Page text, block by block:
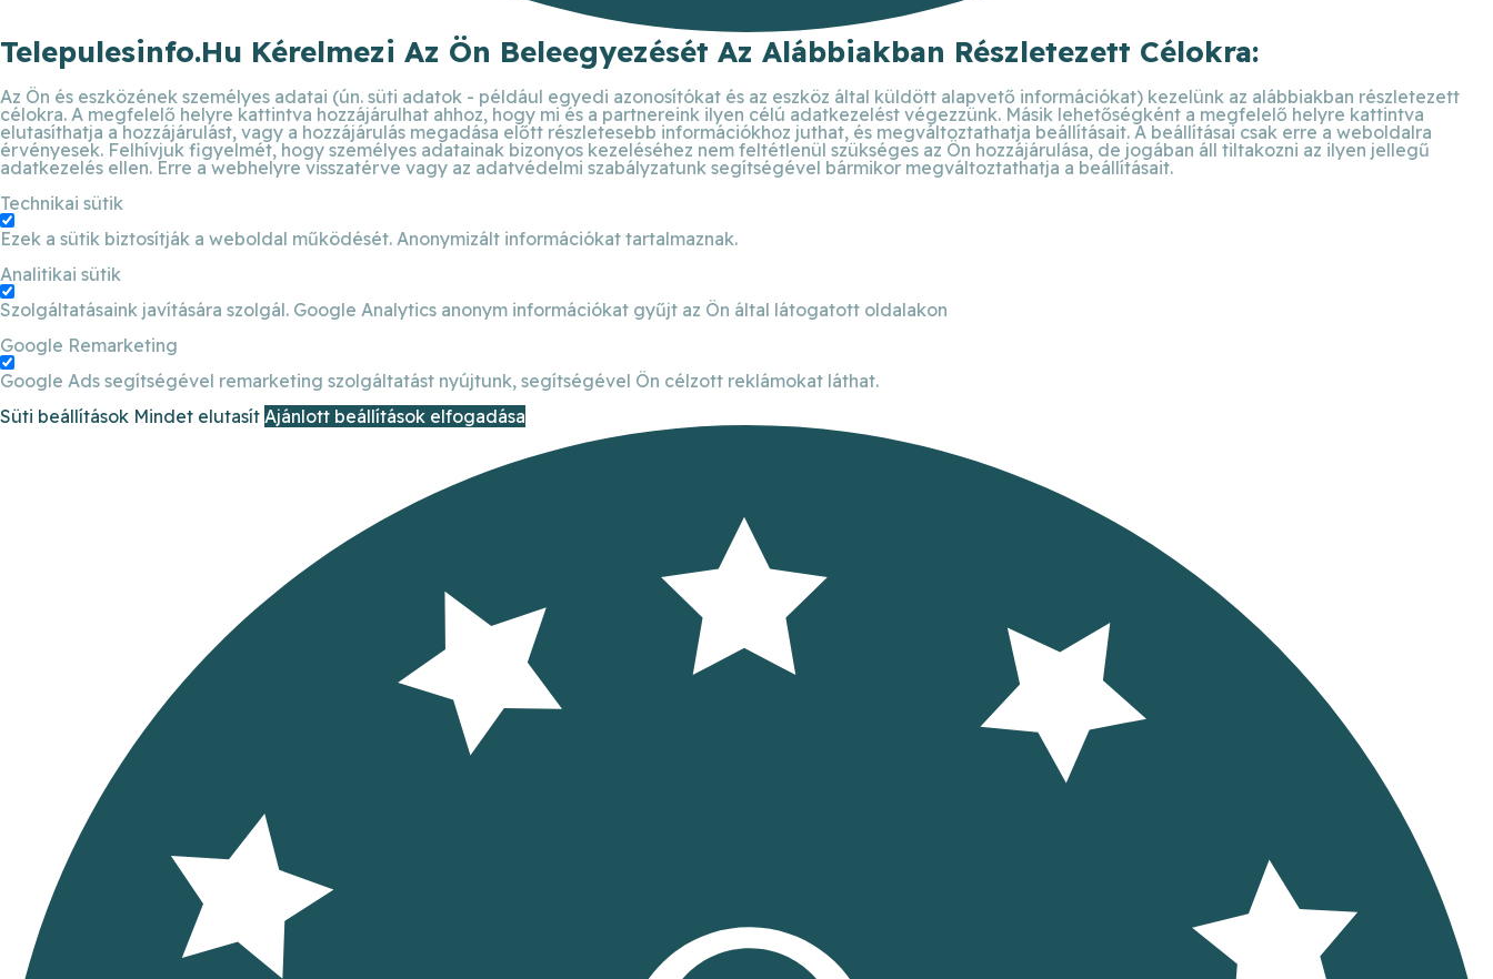
Telepulesinfo.hu Kérelmezi Az Ön Beleegyezését Az Alábbiakban Részletezett Célokra:
Az Ön és eszközének személyes adatai (ún. süti adatok - például egyedi azonosítókat és az eszköz által küldött alapvető információkat) kezelünk az alábbiakban részletezett
célokra. A megfelelő helyre kattintva hozzájárulhat ahhoz, hogy mi és a partnereink ilyen célú adatkezelést végezzünk. Másik lehetőségként a megfelelő helyre kattintva
elutasíthatja a hozzájárulást, vagy a hozzájárulás megadása előtt részletesebb információkhoz juthat, és megváltoztathatja beállításait. A beállításai csak erre a weboldalra
érvényesek. Felhívjuk figyelmét, hogy személyes adatainak bizonyos kezeléséhez nem feltétlenül szükséges az Ön hozzájárulása, de jogában áll tiltakozni az ilyen jellegű
adatkezelés ellen. Erre a webhelyre visszatérve vagy az adatvédelmi szabályzatunk segítségével bármikor megváltoztathatja a beállításait.
Technikai sütik
Ezek a sütik biztosítják a weboldal működését. Anonymizált információkat tartalmaznak.
Analitikai sütik
Szolgáltatásaink javítására szolgál. Google Analytics anonym információkat gyűjt az Ön által látogatott oldalakon
Google Remarketing
Google Ads segítségével remarketing szolgáltatást nyújtunk, segítségével Ön célzott reklámokat láthat.
Süti beállítások Mindet elutasít Ajánlott beállítások elfogadása